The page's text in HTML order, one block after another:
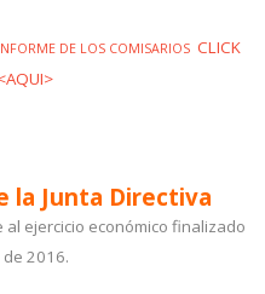
DE LOS COMISARIOS CLICK
la Junta Directiva
ejercicio económico finalizado
2016.